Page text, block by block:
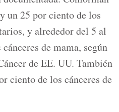
un 25 por ciento de los
y alrededor del 5 al
de mama, según
de EE. UU. También
ciento de los cánceres de